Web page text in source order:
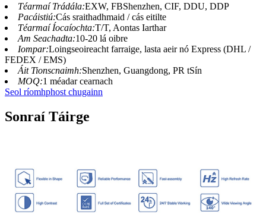
Téarmaí Trádála:EXW, FBShenzhen, CIF, DDU, DDP
Pacáistiú:Cás sraithadhmaid / cás eitilte
Téarmaí Íocaíochta:T/T, Aontas Iarthar
Am Seachadta:10-20 lá oibre
Iompar:Loingseoireacht farraige, lasta aeir nó Express (DHL /
FEDEX / EMS)
Áit Tionscnaimh:Shenzhen, Guangdong, PR tSín
MOQ:1 méadar cearnach
Seol ríomhphost chugainn
Sonraí Táirge